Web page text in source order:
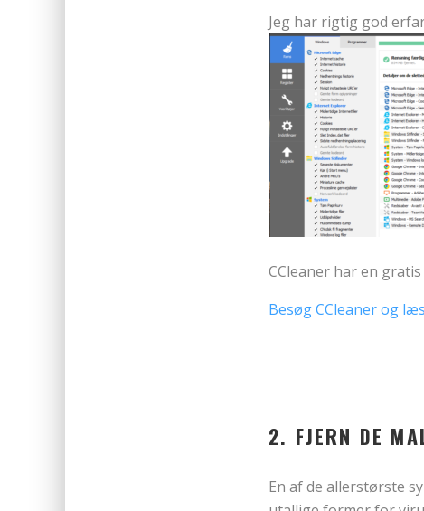
Jeg har rigtig god
CCleaner har en
Besøg CCleaner og
2. FJERN DE
En af de allerstørste